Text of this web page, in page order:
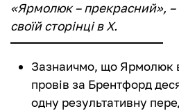
«Ярмолюк – прекрасний»,
своїй сторінці в Х.
Зазнаичмо, що Ярмолюк
провів за Брентфорд
одну результативну